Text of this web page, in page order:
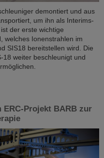
demontiert und aus
um ihn als Interims-
der erste wichtige
welches Ionenstrahlen im
SIS18 bereitstellen wird. Die
18 weiter beschleunigt und
ERC-Projekt BARB zur